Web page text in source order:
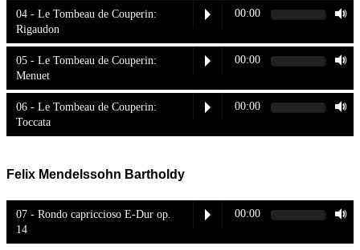
04 - Le Tombeau de Couperin:
Rigaudon
00:00
05 - Le Tombeau de Couperin:
Menuet
00:00
06 - Le Tombeau de Couperin:
Toccata
00:00
Felix Mendelssohn Bartholdy
07 - Rondo capriccioso E-Dur op.
14
00:00